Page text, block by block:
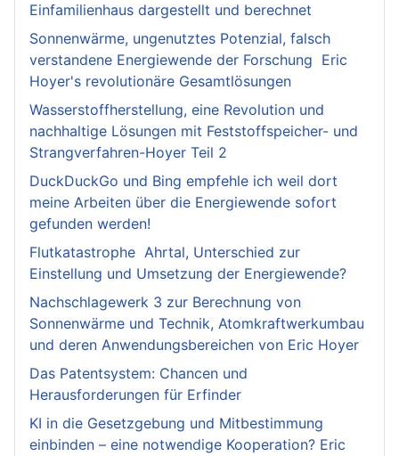
Einfamilienhaus dargestellt und berechnet
Sonnenwärme, ungenutztes Potenzial, falsch
verstandene Energiewende der Forschung Eric
Hoyer's revolutionäre Gesamtlösungen
Wasserstoffherstellung, eine Revolution und
nachhaltige Lösungen mit Feststoffspeicher- und
Strangverfahren-Hoyer Teil 2
DuckDuckGo und Bing empfehle ich weil dort
meine Arbeiten über die Energiewende sofort
gefunden werden!
Flutkatastrophe Ahrtal, Unterschied zur
Einstellung und Umsetzung der Energiewende?
Nachschlagewerk 3 zur Berechnung von
Sonnenwärme und Technik, Atomkraftwerkumbau
und deren Anwendungsbereichen von Eric Hoyer
Das Patentsystem: Chancen und
Herausforderungen für Erfinder
KI in die Gesetzgebung und Mitbestimmung
einbinden – eine notwendige Kooperation? Eric